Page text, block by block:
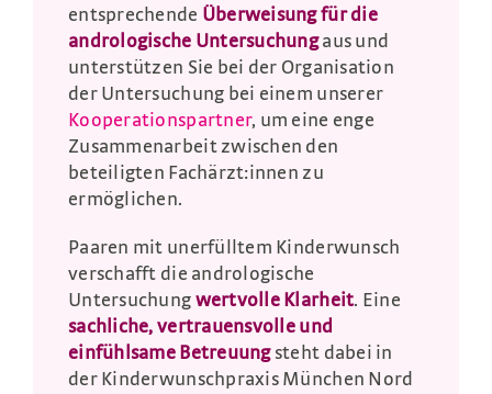
entsprechende Überweisung für die
andrologische Untersuchungaus und
unterstützen Sie bei der Organisation
der Untersuchung bei einem unserer
Kooperationspartner, um eine enge
Zusammenarbeit zwischen den
beteiligten Fachärzt:innen zu
ermöglichen.
Paaren mit unerfülltem Kinderwunsch
verschafft die andrologische
Untersuchung wertvolle Klarheit. Eine
sachliche, vertrauensvolle und
einfühlsame Betreuungsteht dabei in
der Kinderwunschpraxis München Nord